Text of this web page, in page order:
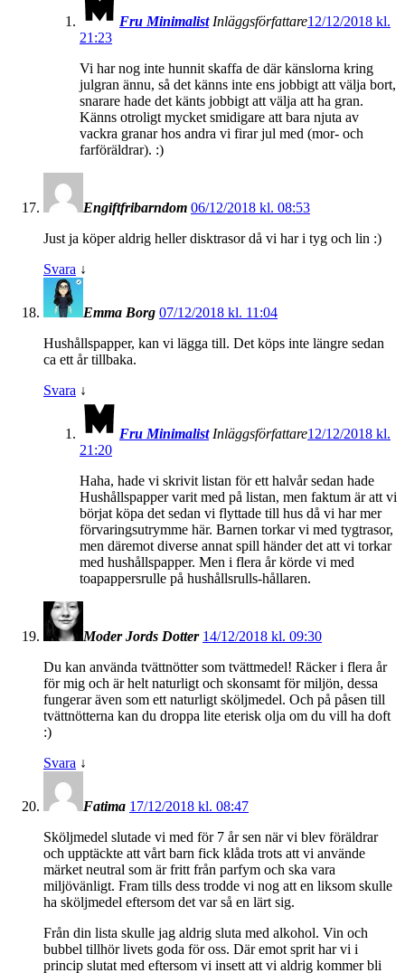
Fru Minimalist Inläggsförfattare12/12/2018 kl.
21:23
Vi har nog inte hunnit skaffa de där känslorna kring
julgran ännu, så det känns inte ens jobbigt att välja bort,
snarare hade det känts jobbigt att välja att ha gran.
Känns otroligt mycket smidigare att bara njuta av
vackra granar hos andra vi firar jul med (mor- och
farföräldrar). :)
Engiftfribarndom 06/12/2018 kl. 08:53
Just ja köper aldrig heller disktrasor då vi har i tyg och lin :)
Svara ↓
Emma Borg 07/12/2018 kl. 11:04
Hushållspapper, kan vi lägga till. Det köps inte längre sedan
ca ett år tillbaka.
Svara ↓
Fru Minimalist Inläggsförfattare12/12/2018 kl.
21:20
Haha, hade vi skrivit listan för ett halvår sedan hade
Hushållspapper varit med på listan, men faktum är att vi
börjat köpa det sedan vi flyttade till hus då vi har mer
förvaringsutrymme här. Barnen torkar vi med tygtrasor,
men däremot diverse annat spill händer det att vi torkar
med hushållspapper. Men i flera år körde vi med
toapappersrulle på hushållsrulls-hållaren.
Moder Jords Dotter 14/12/2018 kl. 09:30
Du kan använda tvättnötter som tvättmedel! Räcker i flera år
för mig och är helt naturligt och skonsamt för miljön, dessa
fungerar även som ett naturligt sköljmedel. Och på påsen till
tvättnötterna kan du droppa lite eterisk olja om du vill ha doft
:)
Svara ↓
Fatima 17/12/2018 kl. 08:47
Sköljmedel slutade vi med för 7 år sen när vi blev föräldrar
och upptäckte att vårt barn fick klåda trots att vi använde
märket neutral som är fritt från parfym och ska vara
miljövänligt. Fram tills dess trodde vi nog att en liksom skulle
ha sköljmedel eftersom det var så en lärt sig.
Från din lista skulle jag aldrig sluta med alkohol. Vin och
bubbel tillhör livets goda för oss. Där emot sprit har vi i
princip slutat med eftersom vi insett att vi aldrig kommer bli